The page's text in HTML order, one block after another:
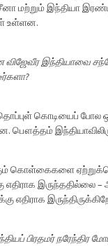
மற்றும் இந்தியா
உள்ளன.
இந்தியாவை
தொப்புள் கொடியைப்
கொள்கைகளை
எதிராக
இந்தியப் பிரதமர்